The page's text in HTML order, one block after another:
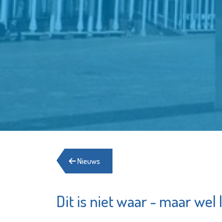
Nieuws
Dit is niet waar - maar wel
De Maatschappij
Shell